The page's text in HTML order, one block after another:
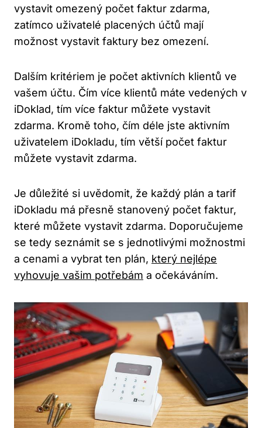
vystavit omezený počet faktur zdarma,
zatímco uživatelé placených účtů mají
možnost vystavit faktury bez omezení.
Dalším kritériem je počet aktivních klientů ve
vašem účtu. Čím více klientů máte vedených v
iDoklad, tím více faktur můžete vystavit
zdarma. Kromě toho, čím déle jste aktivním
uživatelem iDokladu, tím větší počet faktur
můžete vystavit zdarma.
Je důležité si uvědomit, že každý plán a tarif
iDokladu má přesně stanovený počet faktur,
které můžete vystavit zdarma. Doporučujeme
se tedy seznámit se s jednotlivými možnostmi
a cenami a vybrat ten plán, který nejlépe
vyhovuje vašim potřebám a očekáváním.